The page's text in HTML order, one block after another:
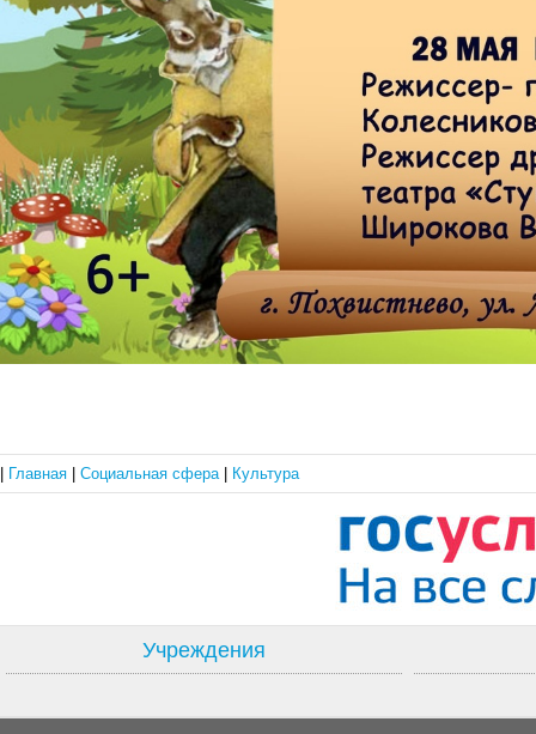
| Главная | Социальная сфера | Культура
Учреждения